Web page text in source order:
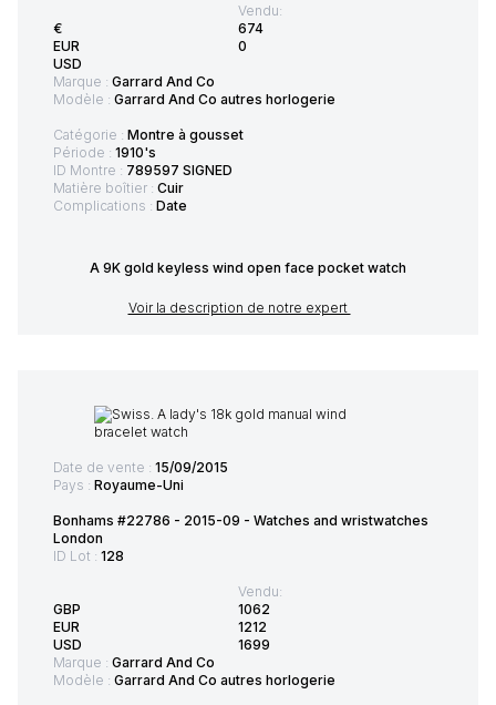
€
EUR
USD
Vendu:
674
0
Marque : Garrard And Co
Modèle : Garrard And Co autres horlogerie
Catégorie : Montre à gousset
Période : 1910's
ID Montre : 789597 SIGNED
Matière boîtier : Cuir
Complications : Date
A 9K gold keyless wind open face pocket watch
Voir la description de notre expert
Date de vente : 15/09/2015
Pays : Royaume-Uni
Bonhams #22786 - 2015-09 - Watches and wristwatches
London
ID Lot : 128
GBP
EUR
USD
Vendu:
1062
1212
1699
Marque : Garrard And Co
Modèle : Garrard And Co autres horlogerie